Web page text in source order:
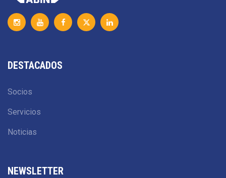
DESTACADOS
Socios
Servicios
Noticias
NEWSLETTER